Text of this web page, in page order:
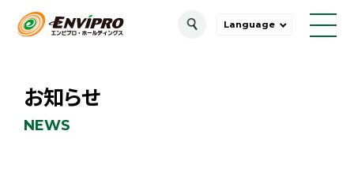
Language
お知らせ
NEWS